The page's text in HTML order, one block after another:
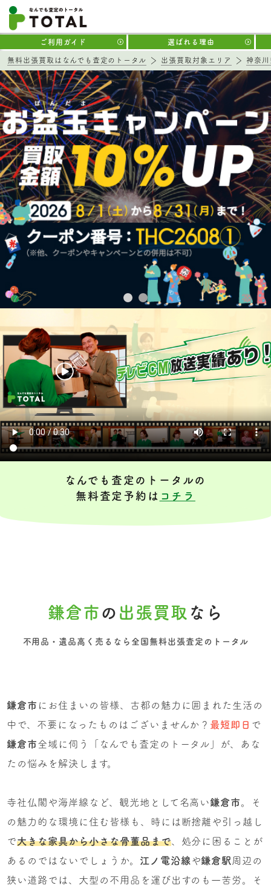
ご利用ガイド 選ばれる理由
無料出張買取はなんでも査定のトータル 出張買取対象エリア 神奈川
なんでも査定のトータルの
無料査定予約は コチラ
鎌倉市 の 出張買取 なら
不用品・遺品高く売るなら全国無料出張査定のトータル
鎌倉市 にお住まいの皆様、古都の魅力に囲まれた生活の
中で、不要になったものはございませんか？ 最短即日 で
鎌倉市全域に伺う「なんでも査定のトータル」が、あな
たの悩みを解決します。
寺社仏閣や海岸線など、観光地として名高い鎌倉市。そ
の魅力的な環境に住む皆様も、時には断捨離や引っ越し
で大きな家具から小さな骨董品まで、処分に困ることが
あるのではないでしょうか。 江ノ電沿線 や鎌倉駅 周辺の
狭い道路では、大型の不用品を運び出すのも一苦労。そ